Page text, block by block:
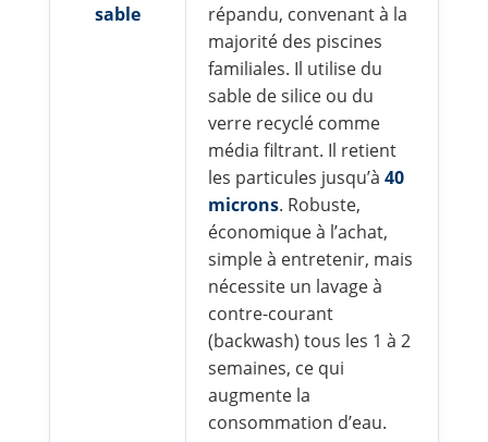
sable
répandu, convenant à la
majorité des piscines
familiales. Il utilise du
sable de silice ou du
verre recyclé comme
média filtrant. Il retient
les particules jusqu’à 40
microns. Robuste,
économique à l’achat,
simple à entretenir, mais
nécessite un lavage à
contre-courant
(backwash) tous les 1 à 2
semaines, ce qui
augmente la
consommation d’eau.